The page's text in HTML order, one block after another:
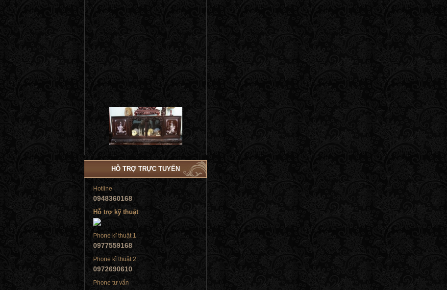
Tủ đứng
Tủ đứng
HỖ TRỢ TRỰC TUYẾN
Hotline
0948360168
Hỗ trợ kỹ thuật
Phone kĩ thuật 1
0977559168
Phone kĩ thuật 2
0972690610
Phone tư vấn